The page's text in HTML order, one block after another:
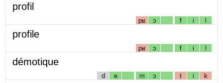
profil
pʁ ɔ f i l
profile
pʁ ɔ f i l
démotique
d e m ɔ t i k